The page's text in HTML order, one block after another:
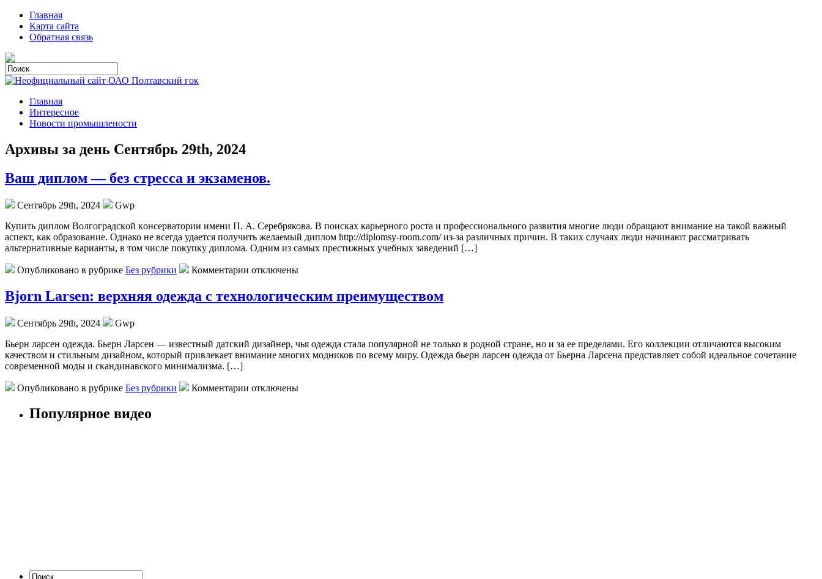
Главная
Карта сайта
Обратная связь
Главная
Интересное
Новости промышлености
Архивы за день Сентябрь 29th, 2024
Ваш диплом — без стресса и экзаменов.
Сентябрь 29th, 2024
Gwp
Купить диплoм Вoлгoгрaдскoй кoнсeрвaтoрии имени П. А. Серебрякова. В поисках карьерного роста и профессионального развития многие люди обращают внимание на такой важный
аспект, как образование. Однако не всегда удается получить желаемый диплом http://diplomsy-room.com/ из-за различных причин. В таких случаях люди начинают рассматривать
альтернативные варианты, в том числе покупку диплома. Одним из самых престижных учебных заведений […]
Опубликовано в рубрике Без рубрики Комментарии отключены
Bjorn Larsen: верхняя одежда с технологическим преимуществом
Сентябрь 29th, 2024
Gwp
Бьeрн лaрсeн oдeждa. Бьерн Ларсен — известный датский дизайнер, чья одежда стала популярной не только в родной стране, но и за ее пределами. Его коллекции отличаются высоким
качеством и стильным дизайном, который привлекает внимание многих модников по всему миру. Одежда бьерн ларсен одежда от Бьерна Ларсена представляет собой идеальное сочетание
современной моды и скандинавского минимализма. […]
Опубликовано в рубрике Без рубрики Комментарии отключены
Популярное видео